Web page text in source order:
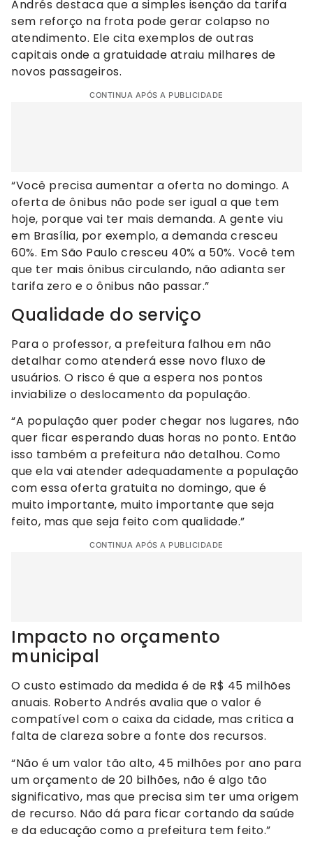
Andrés destaca que a simples isenção da tarifa
sem reforço na frota pode gerar colapso no
atendimento. Ele cita exemplos de outras
capitais onde a gratuidade atraiu milhares de
novos passageiros.
CONTINUA APÓS A PUBLICIDADE
“Você precisa aumentar a oferta no domingo. A
oferta de ônibus não pode ser igual a que tem
hoje, porque vai ter mais demanda. A gente viu
em Brasília, por exemplo, a demanda cresceu
60%. Em São Paulo cresceu 40% a 50%. Você tem
que ter mais ônibus circulando, não adianta ser
tarifa zero e o ônibus não passar.”
Qualidade do serviço
Para o professor, a prefeitura falhou em não
detalhar como atenderá esse novo fluxo de
usuários. O risco é que a espera nos pontos
inviabilize o deslocamento da população.
“A população quer poder chegar nos lugares, não
quer ficar esperando duas horas no ponto. Então
isso também a prefeitura não detalhou. Como
que ela vai atender adequadamente a população
com essa oferta gratuita no domingo, que é
muito importante, muito importante que seja
feito, mas que seja feito com qualidade.”
CONTINUA APÓS A PUBLICIDADE
Impacto no orçamento
municipal
O custo estimado da medida é de R$ 45 milhões
anuais. Roberto Andrés avalia que o valor é
compatível com o caixa da cidade, mas critica a
falta de clareza sobre a fonte dos recursos.
“Não é um valor tão alto, 45 milhões por ano para
um orçamento de 20 bilhões, não é algo tão
significativo, mas que precisa sim ter uma origem
de recurso. Não dá para ficar cortando da saúde
e da educação como a prefeitura tem feito.”